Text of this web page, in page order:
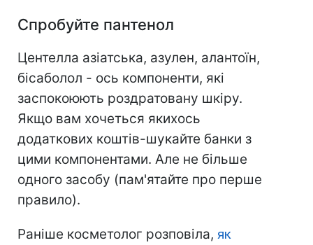
Спробуйте пантенол
Центелла азіатська, азулен, алантоїн,
бісаболол - ось компоненти, які
заспокоюють роздратовану шкіру.
Якщо вам хочеться якихось
додаткових коштів-шукайте банки з
цими компонентами. Але не більше
одного засобу (пам'ятайте про перше
правило).
Раніше косметолог розповіла, як